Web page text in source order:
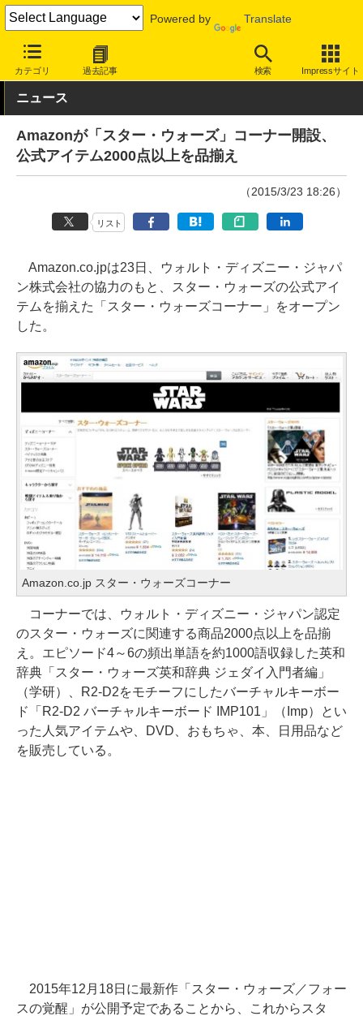
Powered by Translate
カテゴリ 過去記事 検索 Impressサイト
INTERNET Watch サービス/ソフト サービス ショッピング/オ
ニュース
Amazonが「スター・ウォーズ」コーナー開設、
公式アイテム2000点以上を品揃え
（2015/3/23 18:26）
リスト
Amazon.co.jpは23日、ウォルト・ディズニー・ジャパ
ン株式会社の協力のもと、スター・ウォーズの公式アイ
テムを揃えた「スター・ウォーズコーナー」をオープン
した。
Amazon.co.jp スター・ウォーズコーナー
コーナーでは、ウォルト・ディズニー・ジャパン認定
のスター・ウォーズに関連する商品2000点以上を品揃
え。エピソード4～6の頻出単語を約1000語収録した英和
辞典「スター・ウォーズ英和辞典 ジェダイ入門者編」
（学研）、R2-D2をモチーフにしたバーチャルキーボー
ド「R2-D2 バーチャルキーボード IMP101」（Imp）とい
った人気アイテムや、DVD、おもちゃ、本、日用品など
を販売している。
2015年12月18日に最新作「スター・ウォーズ／フォー
スの覚醒」が公開予定であることから、これからスタ